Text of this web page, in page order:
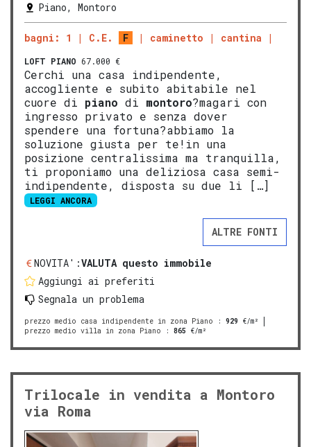
Piano, Montoro
bagni: 1 C.E. F caminetto cantina
LOFT PIANO 67.000 €
Cerchi una casa indipendente,
accogliente e subito abitabile nel
cuore di piano di montoro?magari con
ingresso privato e senza dover
spendere una fortuna?abbiamo la
soluzione giusta per te!in una
posizione centralissima ma tranquilla,
ti proponiamo una deliziosa casa semi-
indipendente, disposta su due li […]
LEGGI ANCORA
ALTRE FONTI
NOVITA':VALUTA questo immobile
Aggiungi ai preferiti
Segnala un problema
prezzo medio casa indipendente in zona Piano : 929 €/m²
prezzo medio villa in zona Piano : 865 €/m²
Trilocale in vendita a Montoro
via Roma